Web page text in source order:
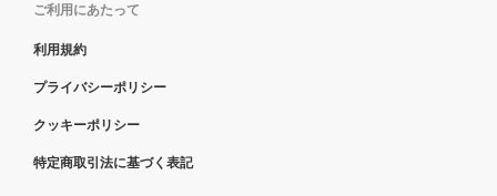
ご利用にあたって
利用規約
プライバシーポリシー
クッキーポリシー
特定商取引法に基づく表記